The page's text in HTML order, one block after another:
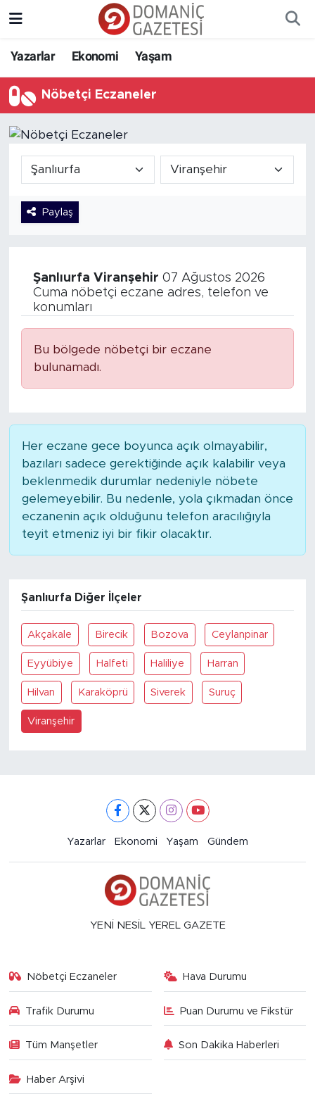
Yazarlar Ekonomi Yaşam
Nöbetçi Eczaneler
Paylaş
Şanlıurfa Viranşehir 07 Ağustos 2026
Cuma nöbetçi eczane adres, telefon ve
konumları
Bu bölgede nöbetçi bir eczane
bulunamadı.
Her eczane gece boyunca açık olmayabilir,
bazıları sadece gerektiğinde açık kalabilir veya
beklenmedik durumlar nedeniyle nöbete
gelemeyebilir. Bu nedenle, yola çıkmadan önce
eczanenin açık olduğunu telefon aracılığıyla
teyit etmeniz iyi bir fikir olacaktır.
Şanlıurfa Diğer İlçeler
Akçakale Birecik Bozova Ceylanpinar
Eyyübiye Halfeti Haliliye Harran
Hilvan Karaköprü Siverek Suruç
Viranşehir
Yazarlar Ekonomi Yaşam Gündem
YENİ NESİL YEREL GAZETE
Nöbetçi Eczaneler Hava Durumu
Trafik Durumu Puan Durumu ve Fikstür
Tüm Manşetler Son Dakika Haberleri
Haber Arşivi